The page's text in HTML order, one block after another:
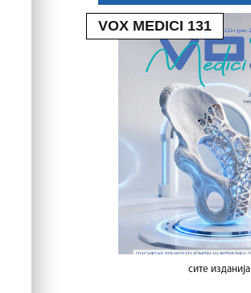
VOX MEDICI 131
сите изданија